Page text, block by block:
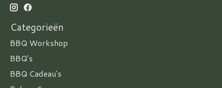
Categorieën
BBQ Workshop
BBQ's
BBQ Cadeau's